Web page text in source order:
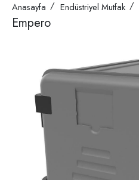
Anasayfa Endüstriyel Mutfak
Empero